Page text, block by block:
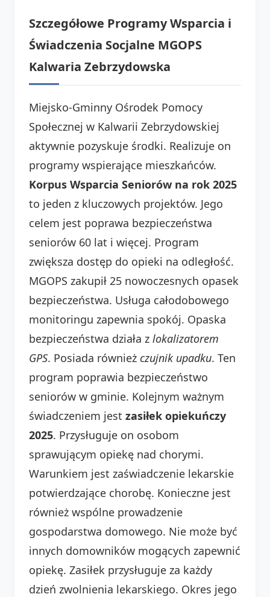
Szczegółowe Programy Wsparcia i
Świadczenia Socjalne MGOPS
Kalwaria Zebrzydowska
Miejsko-Gminny Ośrodek Pomocy
Społecznej w Kalwarii Zebrzydowskiej
aktywnie pozyskuje środki. Realizuje on
programy wspierające mieszkańców.
Korpus Wsparcia Seniorów na rok 2025
to jeden z kluczowych projektów. Jego
celem jest poprawa bezpieczeństwa
seniorów 60 lat i więcej. Program
zwiększa dostęp do opieki na odległość.
MGOPS zakupił 25 nowoczesnych opasek
bezpieczeństwa. Usługa całodobowego
monitoringu zapewnia spokój. Opaska
bezpieczeństwa działa z lokalizatorem
GPS. Posiada również czujnik upadku. Ten
program poprawia bezpieczeństwo
seniorów w gminie. Kolejnym ważnym
świadczeniem jest zasiłek opiekuńczy
2025. Przysługuje on osobom
sprawującym opiekę nad chorymi.
Warunkiem jest zaświadczenie lekarskie
potwierdzające chorobę. Konieczne jest
również wspólne prowadzenie
gospodarstwa domowego. Nie może być
innych domowników mogących zapewnić
opiekę. Zasiłek przysługuje za każdy
dzień zwolnienia lekarskiego. Okres jego